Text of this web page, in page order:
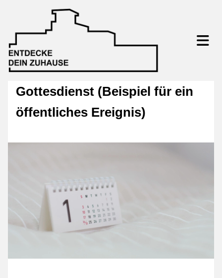
Gottesdienst (Beispiel für ein
öffentliches Ereignis)